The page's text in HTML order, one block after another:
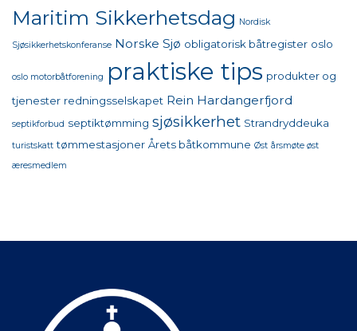
Maritim Sikkerhetsdag Nordisk
Sjøsikkerhetskonferanse Norske Sjø obligatorisk båtregister oslo
oslo motorbåtforening praktiske tips produkter og
tjenester redningsselskapet Rein Hardangerfjord
septikforbud septiktømming sjøsikkerhet Strandryddeuka
turistskatt tømmestasjoner Årets båtkommune Øst årsmøte øst
æresmedlem